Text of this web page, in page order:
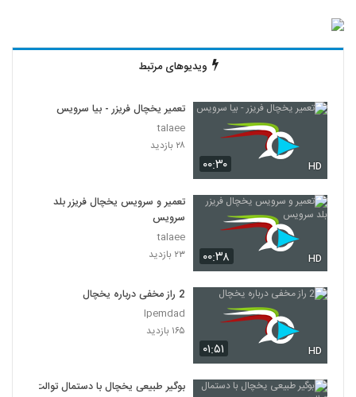
ویدیوهای مرتبط
۰۰:۳۰ HD
تعمیر یخچال فریزر - بیا سرویس
talaee
۲۸ بازدید
۰۰:۳۸ HD
تعمیر و سرویس یخچال فریزر بلد
سرویس
talaee
۲۳ بازدید
۰۱:۵۱ HD
2 راز مخفی درباره یخچال
Ipemdad
۱۶۵ بازدید
بوگیر طبیعی یخچال با دستمال توالت